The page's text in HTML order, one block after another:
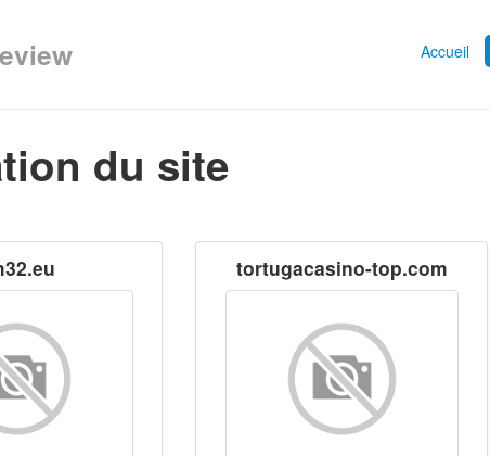
Accueil
du site
tortugacasino-top.com